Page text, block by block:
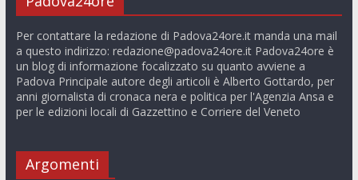
Per contattare la redazione di Padova24ore.it manda una mail
a questo indirizzo: redazione@padova24ore.itPadova24ore è
un blog di informazione focalizzato su quanto avviene a
Padova Principale autore degli articoli è Alberto Gottardo, per
anni giornalista di cronaca nera e politica per l'Agenzia Ansa e
per le edizioni locali di Gazzettino e Corriere del Veneto
Argomenti